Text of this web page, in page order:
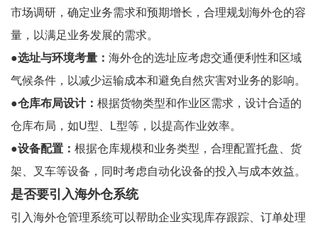
市场调研，确定业务需求和预期增长，合理规划海外仓的容
量，以满足业务发展的需求。
●选址与环境考量： 海外仓的选址应考虑交通便利性和区域
气候条件，以减少运输成本和避免自然灾害对业务的影响。
●仓库布局设计： 根据货物类型和作业区需求，设计合适的
仓库布局，如U型、L型等，以提高作业效率。
●设备配置： 根据仓库规模和业务类型，合理配置托盘、货
架、叉车等设备，同时考虑自动化设备的投入与成本效益。
是否要引入海外仓系统
引入海外仓管理系统可以帮助企业实现库存跟踪、订单处理